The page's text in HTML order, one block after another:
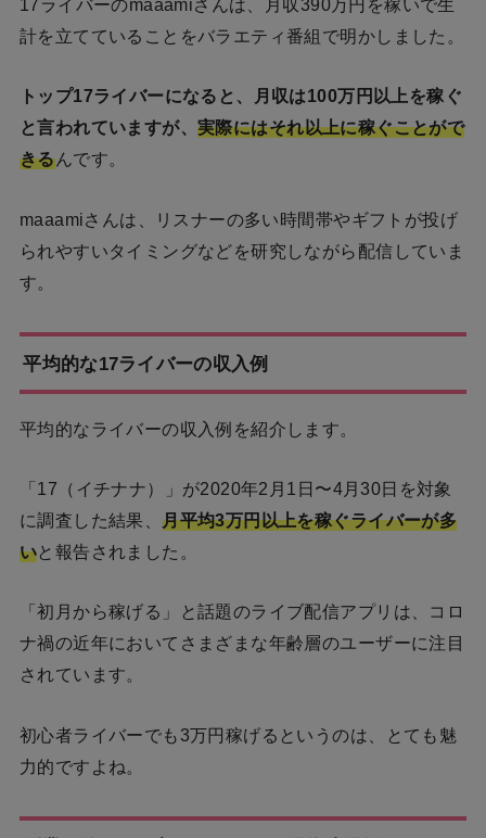
17ライバーのmaaamiさんは、月収390万円を稼いで生
計を立てていることをバラエティ番組で明かしました。
トップ17ライバーになると、月収は100万円以上を稼ぐ
と言われていますが、実際にはそれ以上に稼ぐことがで
きるんです。
maaamiさんは、リスナーの多い時間帯やギフトが投げ
られやすいタイミングなどを研究しながら配信していま
す。
平均的な17ライバーの収入例
平均的なライバーの収入例を紹介します。
「17（イチナナ）」が2020年2月1日〜4月30日を対象
に調査した結果、 月平均3万円以上を稼ぐライバーが多
いと報告されました。
「初月から稼げる」と話題のライブ配信アプリは、コロ
ナ禍の近年においてさまざまな年齢層のユーザーに注目
されています。
初心者ライバーでも3万円稼げるというのは、とても魅
力的ですよね。